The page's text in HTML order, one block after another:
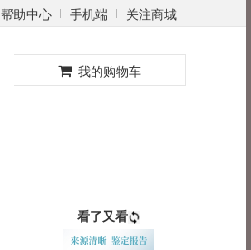
帮助中心 手机端 关注商城
我的购物车
看了又看